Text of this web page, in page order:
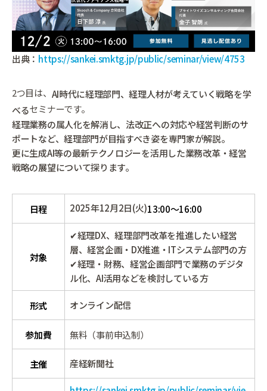
出典： https://sankei.smktg.jp/public/seminar/view/4753
2つ目は、 AI時代に経理部門、経理人材が考えていく戦略を学
べるセミナーです。
経理業務の属人化を解消し、法改正への対応や経営判断のサ
ポートなど、経理部門が目指すべき姿を専門家が解説。
更に生成AI等の最新テクノロジーを活用した業務改革・経営
戦略の展望について探ります。
日程 2025年12月2日(火)13:00～16:00
対象
✔経理DX、経理部門改革を推進したい経営
層、経営企画・DX推進・ITシステム部門の方
✔経理・財務、経営企画部門で業務のデジタ
ル化、AI活用などを検討している方
形式 オンライン配信
参加費 無料（事前申込制）
主催 産経新聞社